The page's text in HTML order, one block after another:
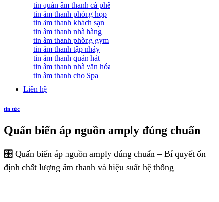
tin quán âm thanh cà phê
tin âm thanh phòng họp
tin âm thanh khách sạn
tin âm thanh nhà hàng
tin âm thanh phòng gym
tin âm thanh tập nhảy
tin âm thanh quán hát
tin âm thanh nhà văn hóa
tin âm thanh cho Spa
Liên hệ
tin tức
Quấn biến áp nguồn amply đúng chuẩn
🎛️ Quấn biến áp nguồn amply đúng chuẩn – Bí quyết ổn
định chất lượng âm thanh và hiệu suất hệ thống!